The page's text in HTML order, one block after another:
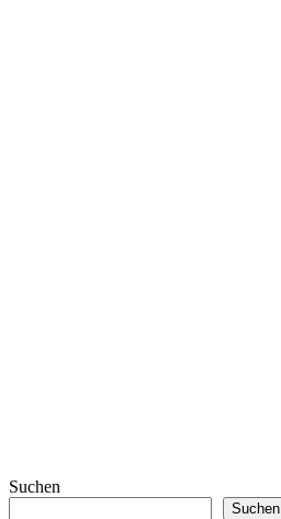
Suchen
Suchen